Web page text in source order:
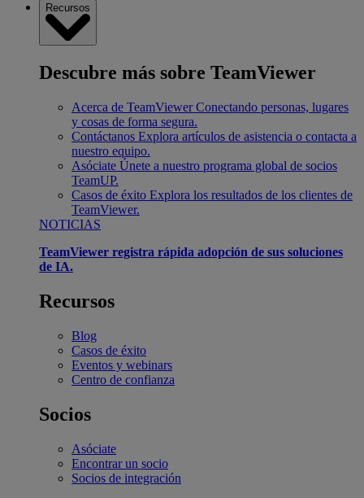
Recursos
Descubre más sobre TeamViewer
Acerca de TeamViewer Conectando personas, lugares
y cosas de forma segura.
Contáctanos Explora artículos de asistencia o contacta a
nuestro equipo.
Asóciate Únete a nuestro programa global de socios
TeamUP.
Casos de éxito Explora los resultados de los clientes de
TeamViewer.
NOTICIAS
TeamViewer registra rápida adopción de sus soluciones
de IA.
Recursos
Blog
Casos de éxito
Eventos y webinars
Centro de confianza
Socios
Asóciate
Encontrar un socio
Socios de integración